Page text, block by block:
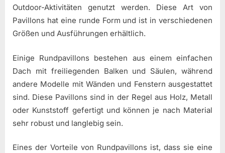
Outdoor-Aktivitäten genutzt werden. Diese Art von
Pavillons hat eine runde Form und ist in verschiedenen
Größen und Ausführungen erhältlich.
Einige Rundpavillons bestehen aus einem einfachen
Dach mit freiliegenden Balken und Säulen, während
andere Modelle mit Wänden und Fenstern ausgestattet
sind. Diese Pavillons sind in der Regel aus Holz, Metall
oder Kunststoff gefertigt und können je nach Material
sehr robust und langlebig sein.
Eines der Vorteile von Rundpavillons ist, dass sie eine